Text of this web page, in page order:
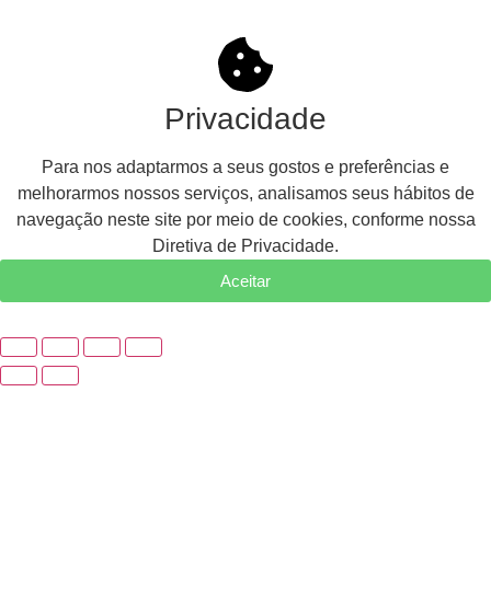
Privacidade
Para nos adaptarmos a seus gostos e preferências e
melhorarmos nossos serviços, analisamos seus hábitos de
navegação neste site por meio de cookies, conforme nossa
Diretiva de Privacidade.
Aceitar